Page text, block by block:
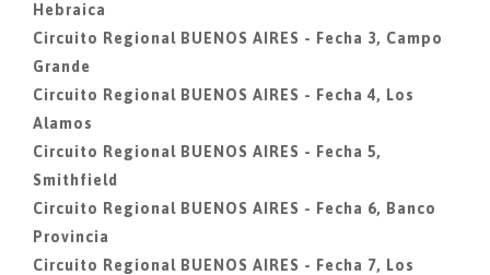
Hebraica
Circuito Regional BUENOS AIRES - Fecha 3, Campo
Grande
Circuito Regional BUENOS AIRES - Fecha 4, Los
Alamos
Circuito Regional BUENOS AIRES - Fecha 5,
Smithfield
Circuito Regional BUENOS AIRES - Fecha 6, Banco
Provincia
Circuito Regional BUENOS AIRES - Fecha 7, Los